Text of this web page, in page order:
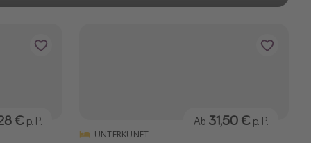
€ p. P.
UNTERKUNFT
Ab 31,50 € p. P.